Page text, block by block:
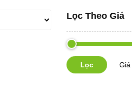
Lọc Theo Giá
Lọc Giá